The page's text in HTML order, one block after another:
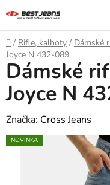
na
obsah
Domů
/ Rifle, kalhoty / Dámské
Joyce N 432-089
Dámské
Joyce N
Značka: Cross Jeans
NOVINKA